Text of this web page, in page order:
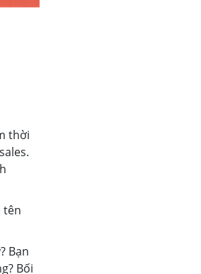
thời
tên
Bạn
Bối